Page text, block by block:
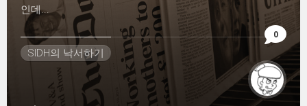
0
인데...
SIDH의 낙서하기